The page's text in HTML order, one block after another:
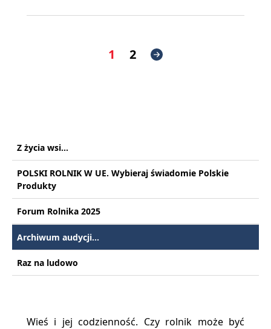
1 2
Z życia wsi...
POLSKI ROLNIK W UE. Wybieraj świadomie Polskie
Produkty
Forum Rolnika 2025
Archiwum audycji...
Raz na ludowo
Wieś i jej codzienność. Czy rolnik może być